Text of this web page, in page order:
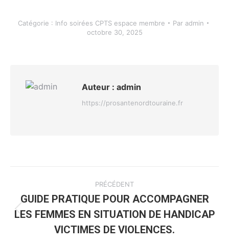
Catégorie : Info soirées CPTS espace membre Par admin
octobre 30, 2025
Auteur : admin
https://prosantenordtouraine.fr
Navigation
article
PRÉCÉDENT
Article
précédent
GUIDE PRATIQUE POUR ACCOMPAGNER
LES FEMMES EN SITUATION DE HANDICAP
VICTIMES DE VIOLENCES.